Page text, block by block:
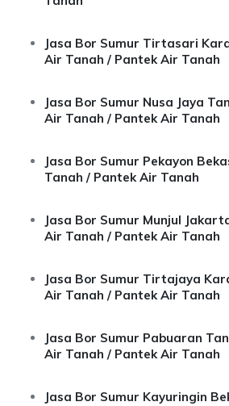
Jasa Bor Sumur Tirtasari
Air Tanah / Pantek Air Tanah
Jasa Bor Sumur Nusa Jaya
Air Tanah / Pantek Air Tanah
Jasa Bor Sumur Pekayon
Tanah / Pantek Air Tanah
Jasa Bor Sumur Munjul
Air Tanah / Pantek Air Tanah
Jasa Bor Sumur Tirtajaya
Air Tanah / Pantek Air Tanah
Jasa Bor Sumur Pabuaran
Air Tanah / Pantek Air Tanah
Jasa Bor Sumur Kayuringin